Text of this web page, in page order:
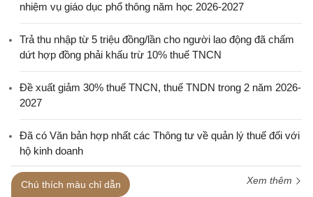
nhiệm vụ giáo dục phổ thông năm học 2026-2027
Trả thu nhập từ 5 triệu đồng/lần cho người lao động đã chấm
dứt hợp đồng phải khấu trừ 10% thuế TNCN
Đề xuất giảm 30% thuế TNCN, thuế TNDN trong 2 năm 2026-
2027
Đã có Văn bản hợp nhất các Thông tư về quản lý thuế đối với
hộ kinh doanh
Xem thêm
Chú thích màu chỉ dẫn